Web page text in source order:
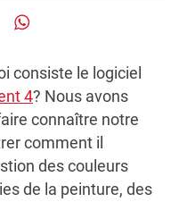
consiste le logiciel
4? Nous avons
connaître notre
comment il
des couleurs
de la peinture, des